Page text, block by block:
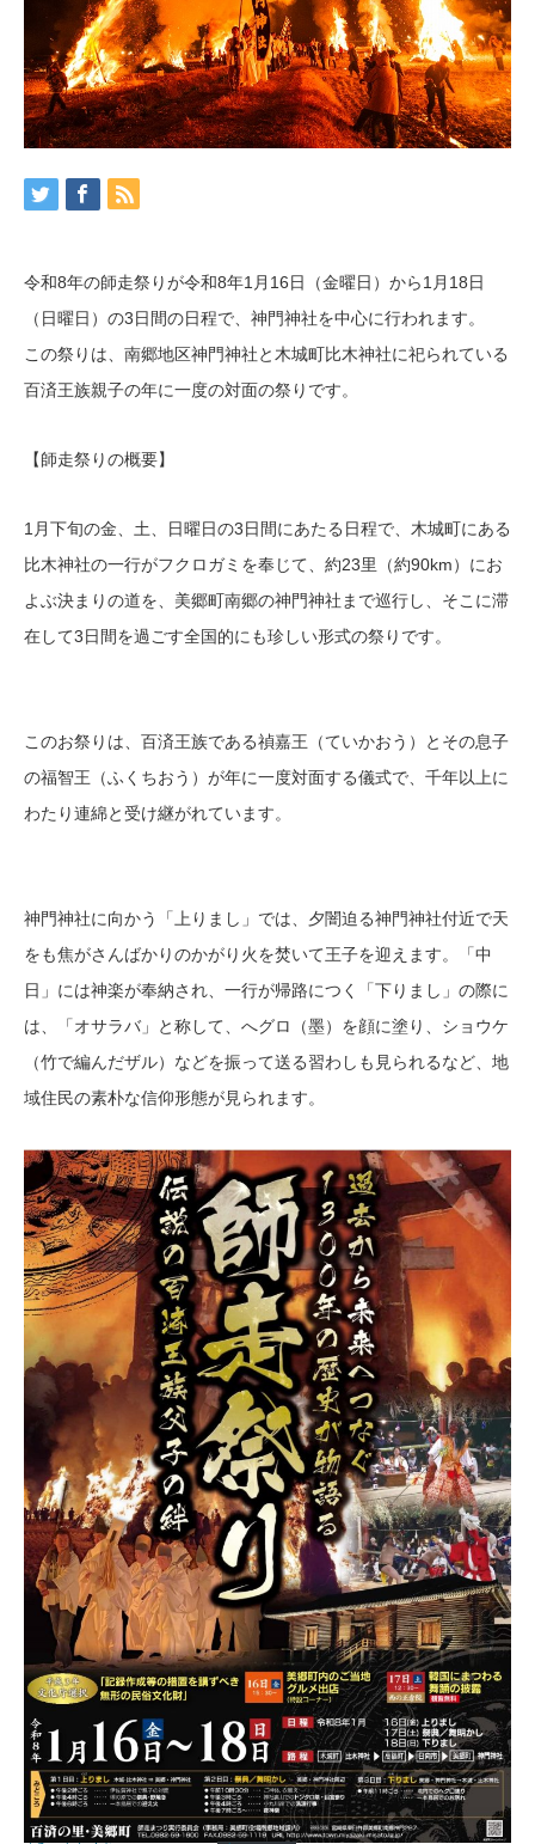
令和8年の師走祭りが令和8年1月16日（金曜日）から1月18日
（日曜日）の3日間の日程で、神門神社を中心に行われます。
この祭りは、南郷地区神門神社と木城町比木神社に祀られている
百済王族親子の年に一度の対面の祭りです。
【師走祭りの概要】
1月下旬の金、土、日曜日の3日間にあたる日程で、木城町にある
比木神社の一行がフクロガミを奉じて、約23里（約90km）にお
よぶ決まりの道を、美郷町南郷の神門神社まで巡行し、そこに滞
在して3日間を過ごす全国的にも珍しい形式の祭りです。
このお祭りは、百済王族である禎嘉王（ていかおう）とその息子
の福智王（ふくちおう）が年に一度対面する儀式で、千年以上に
わたり連綿と受け継がれています。
神門神社に向かう「上りまし」では、夕闇迫る神門神社付近で天
をも焦がさんばかりのかがり火を焚いて王子を迎えます。「中
日」には神楽が奉納され、一行が帰路につく「下りまし」の際に
は、「オサラバ」と称して、へグロ（墨）を顔に塗り、ショウケ
（竹で編んだザル）などを振って送る習わしも見られるなど、地
域住民の素朴な信仰形態が見られます。